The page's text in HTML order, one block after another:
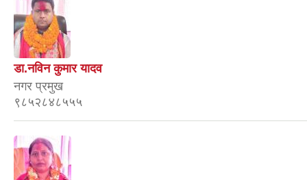
डा.नविन कुमार यादव
नगर प्रमुख
९८५२८४८५५५